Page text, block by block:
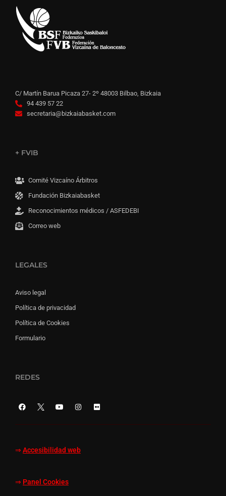
C/ Martín Barua Picaza 27- 2º 48003 Bilbao, Bizkaia
94 439 57 22
secretaria@bizkaiabasket.com
+ FVIB
Comité Vizcaíno Árbitros
Fundación Bizkaiabasket
Reconocimientos médicos / ASFEDEBI
Correo web
LEGALES
Aviso legal
Política de privacidad
Política de Cookies
Formulario
REDES
⇒ Accesibilidad web
⇒ Panel Cookies